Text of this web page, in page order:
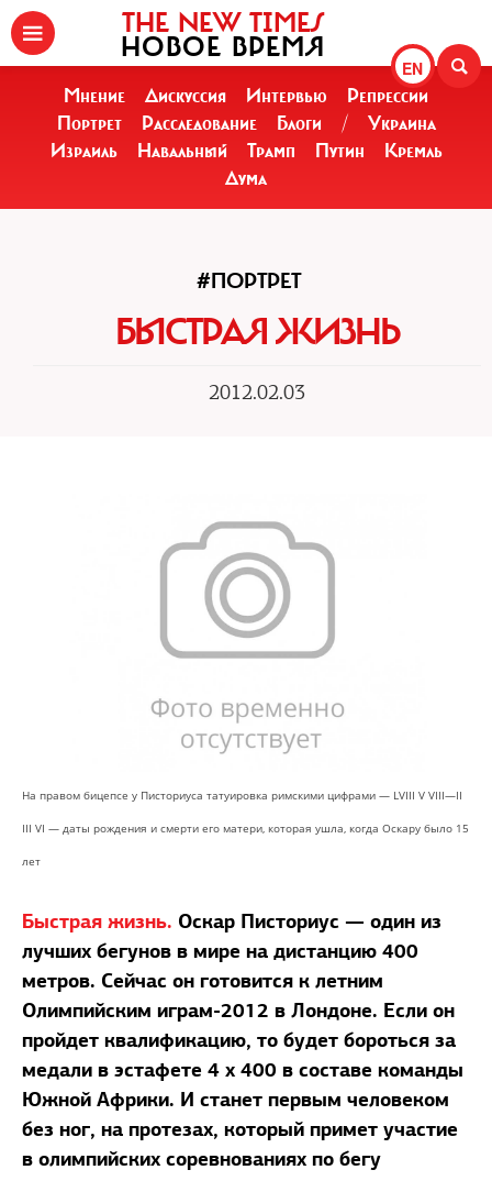
EN
THE NEW TIMES
НОВОЕ ВРЕМЯ
Мнение Дискуссия Интервью
Репрессии
Портрет
Расследование Блоги /
Украина
Израиль
Навальный Трамп Путин
Кремль
Дума
#ПОРТРЕТ
БЫСТРАЯ ЖИЗНЬ
2012.02.03
На правом бицепсе у Писториуса татуировка римскими цифрами — LVIII V VIII—II
III VI — даты рождения и смерти его матери, которая ушла, когда Оскару было 15
лет
Быстрая жизнь. Оскар Писториус — один из
лучших бегунов в мире на дистанцию 400
метров. Сейчас он готовится к летним
Олимпийским играм-2012 в Лондоне. Если он
пройдет квалификацию, то будет бороться за
медали в эстафете 4 х 400 в составе команды
Южной Африки. И станет первым человеком
без ног, на протезах, который примет участие
в олимпийских соревнованиях по бегу